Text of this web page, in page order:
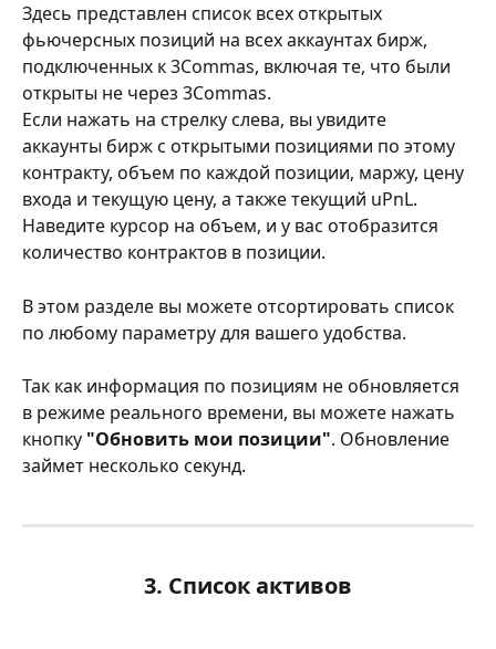
Здесь представлен список всех открытых
фьючерсных позиций на всех аккаунтах бирж,
подключенных к 3Commas, включая те, что были
открыты не через 3Commas.
Если нажать на стрелку слева, вы увидите
аккаунты бирж с открытыми позициями по этому
контракту, объем по каждой позиции, маржу, цену
входа и текущую цену, а также текущий uPnL.
Наведите курсор на объем, и у вас отобразится
количество контрактов в позиции.
В этом разделе вы можете отсортировать список
по любому параметру для вашего удобства.
Так как информация по позициям не обновляется
в режиме реального времени, вы можете нажать
кнопку "Обновить мои позиции". Обновление
займет несколько секунд.
3. Список активов